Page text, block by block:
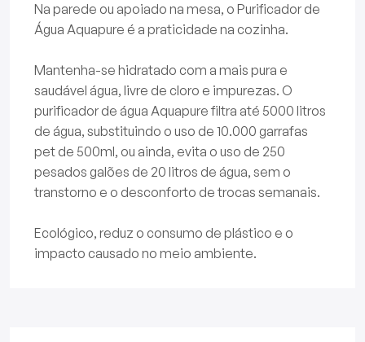
Na parede ou apoiado na mesa, o Purificador de
Água Aquapure é a praticidade na cozinha.
Mantenha-se hidratado com a mais pura e
saudável água, livre de cloro e impurezas. O
purificador de água Aquapure filtra até 5000 litros
de água, substituindo o uso de 10.000 garrafas
pet de 500ml, ou ainda, evita o uso de 250
pesados galões de 20 litros de água, sem o
transtorno e o desconforto de trocas semanais.
Ecológico, reduz o consumo de plástico e o
impacto causado no meio ambiente.